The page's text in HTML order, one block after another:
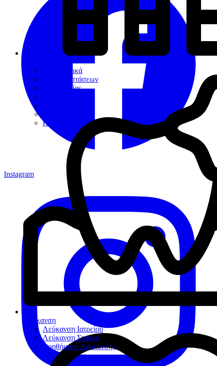
Διαγνωστικά
Αποκαταστάσεων
Ενδοδοντίας
Προσθετικής
Λεύκανση
Λεύκανση Ιατρείου
Λεύκανση Σπιτιού
Βοηθήματα Λεύκανσης
Instagram